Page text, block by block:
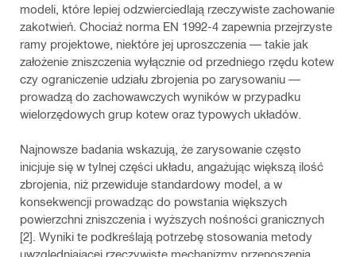
modeli, które lepiej odzwierciedlają rzeczywiste zachowanie
zakotwień. Chociaż norma EN 1992‑4 zapewnia przejrzyste
ramy projektowe, niektóre jej uproszczenia — takie jak
założenie zniszczenia wyłącznie od przedniego rzędu kotew
czy ograniczenie udziału zbrojenia po zarysowaniu —
prowadzą do zachowawczych wyników w przypadku
wielorzędowych grup kotew oraz typowych układów.
Najnowsze badania wskazują, że zarysowanie często
inicjuje się w tylnej części układu, angażując większą ilość
zbrojenia, niż przewiduje standardowy model, a w
konsekwencji prowadząc do powstania większych
powierzchni zniszczenia i wyższych nośności granicznych
[2]. Wyniki te podkreślają potrzebę stosowania metody
uwzględniającej rzeczywiste mechanizmy przenoszenia